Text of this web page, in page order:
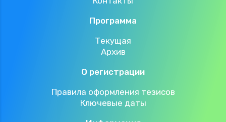
Программа
Текущая
Архив
О регистрации
Правила оформления тезисов
Ключевые даты